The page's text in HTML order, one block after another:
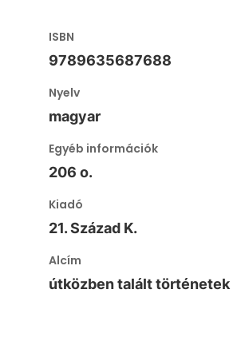
ISBN
9789635687688
Nyelv
magyar
Egyéb információk
206 o.
Kiadó
21. Század K.
Alcím
útközben talált történetek